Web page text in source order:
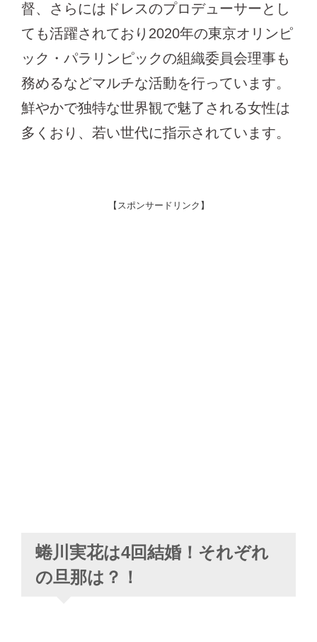
督、さらにはドレスのプロデューサーとし
ても活躍されており2020年の東京オリンピ
ック・パラリンピックの組織委員会理事も
務めるなどマルチな活動を行っています。
鮮やかで独特な世界観で魅了される女性は
多くおり、若い世代に指示されています。
【スポンサードリンク】
蜷川実花は4回結婚！それぞれ
の旦那は？！